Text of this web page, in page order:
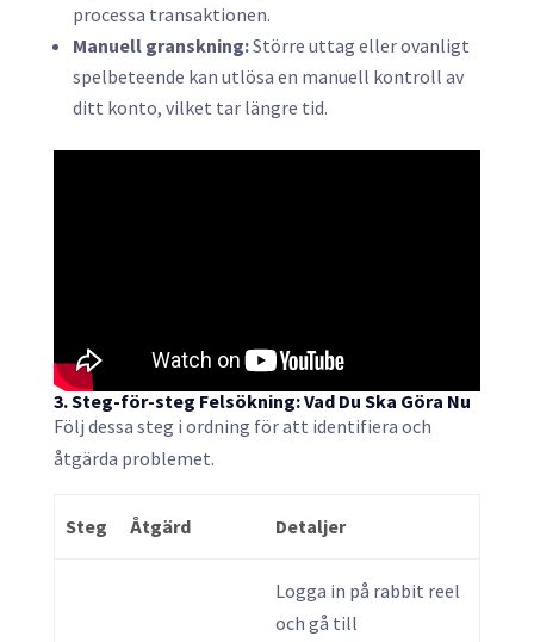
processa transaktionen.
Manuell granskning:Större uttag eller ovanligt
spelbeteende kan utlösa en manuell kontroll av
ditt konto, vilket tar längre tid.
3. Steg-för-steg Felsökning: Vad Du Ska Göra Nu
Följ dessa steg i ordning för att identifiera och
åtgärda problemet.
Steg Åtgärd Detaljer
Logga in på rabbit reel
och gå till